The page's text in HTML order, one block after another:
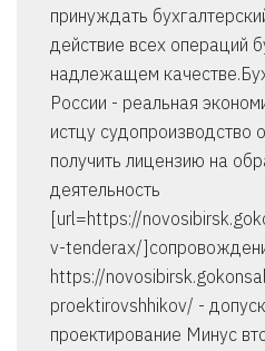
принуждать
действие всех операций
надлежащем
России - реальная
истцу судопроизводство
получить лицензию на
деятельность
[url=https://
v-tenderax/
https://
proektirovshhikov/ -
проектирование Минус